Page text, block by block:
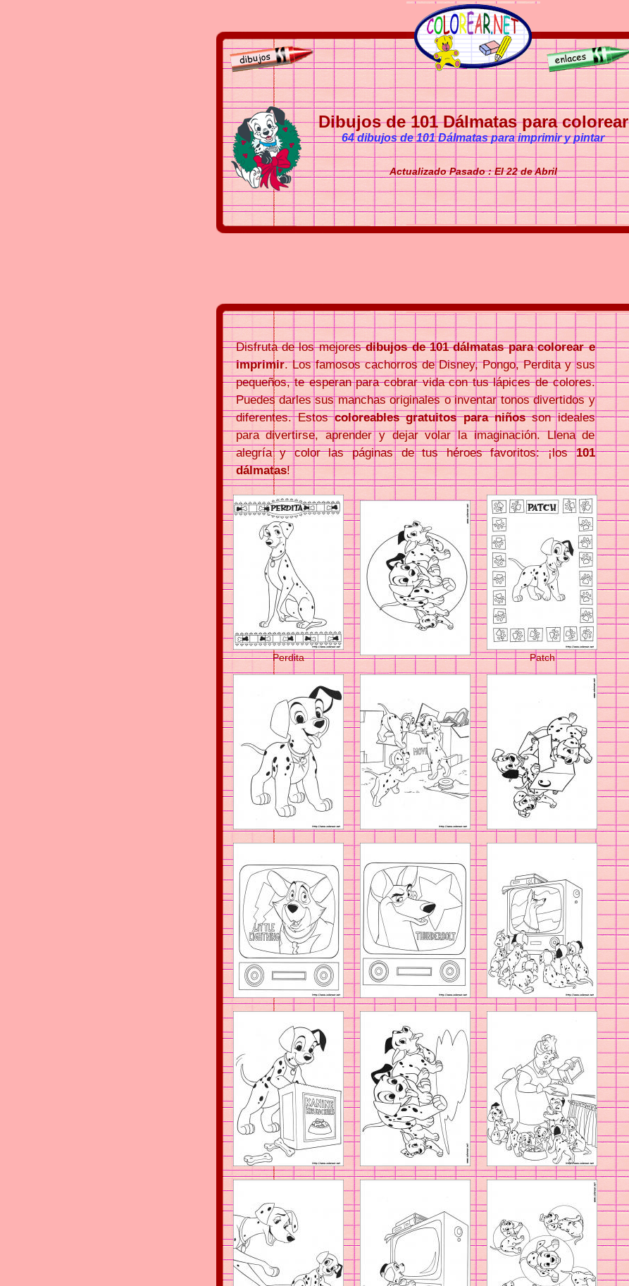
Dibujos de 101 Dálmatas para colorear
64 dibujos de 101 Dálmatas para imprimir y pintar
Actualizado Pasado : El 22 de Abril
Disfruta de los mejoresdibujos de 101 dálmatas para colorear e
imprimir. Los famosos cachorros de Disney, Pongo, Perdita y sus
pequeños, te esperan para cobrar vida con tus lápices de colores.
Puedes darles sus manchas originales o inventar tonos divertidos y
diferentes. Estoscoloreables gratuitos para niñosson ideales
para divertirse, aprender y dejar volar la imaginación. Llena de
alegría y color las páginas de tus héroes favoritos: ¡los101
dálmatas!
Perdita Patch